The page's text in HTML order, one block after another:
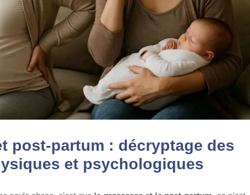
post-partum : décryptage des
et psychologiques